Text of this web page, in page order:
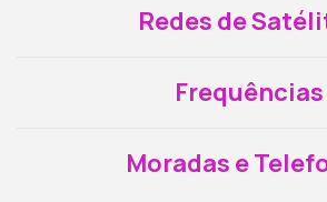
Redes de
Frequências
Moradas e